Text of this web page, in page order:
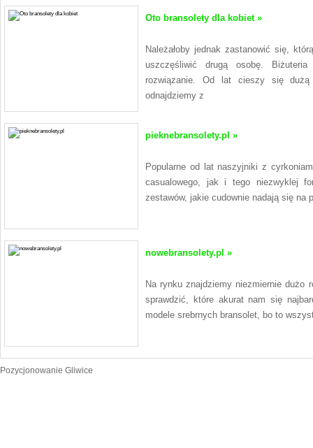
Oto bransolety dla kobiet »
Należałoby jednak zastanowić się,
uszczęśliwić drugą osobę.
rozwiązanie. Od lat cieszy się dużą
odnajdziemy z
pieknebransolety.pl »
Popularne od lat naszyjniki z
casualowego, jak i tego niezwyklej
zestawów, jakie cudownie nadają się
nowebransolety.pl »
Na rynku znajdziemy niezmiernie dużo
sprawdzić, które akurat nam się
modele srebrnych bransolet, bo to
Pozycjonowanie Gliwice